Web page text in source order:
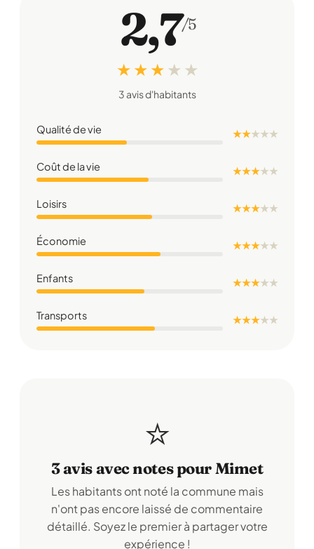
2,7/5
★ ★ ★ ★ ★
3 avis d'habitants
Qualité de vie ★ ★★★★
Coût de la vie ★ ★ ★★★
Loisirs ★ ★ ★★★
Économie ★ ★ ★★★
Enfants ★ ★ ★★★
Transports ★ ★ ★★★
⭐
3 avis avec notes pour Mimet
Les habitants ont noté la commune mais
n'ont pas encore laissé de commentaire
détaillé. Soyez le premier à partager votre
expérience !